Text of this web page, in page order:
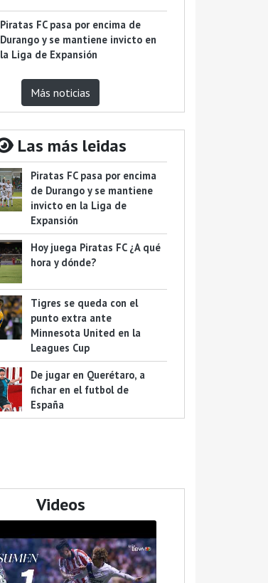
Piratas FC pasa por encima de
Durango y se mantiene invicto en
la Liga de Expansión
Más noticias
Las más leidas
Piratas FC pasa por encima
de Durango y se mantiene
invicto en la Liga de
Expansión
Hoy juega Piratas FC ¿A qué
hora y dónde?
Tigres se queda con el
punto extra ante
Minnesota United en la
Leagues Cup
De jugar en Querétaro, a
fichar en el futbol de
España
Videos